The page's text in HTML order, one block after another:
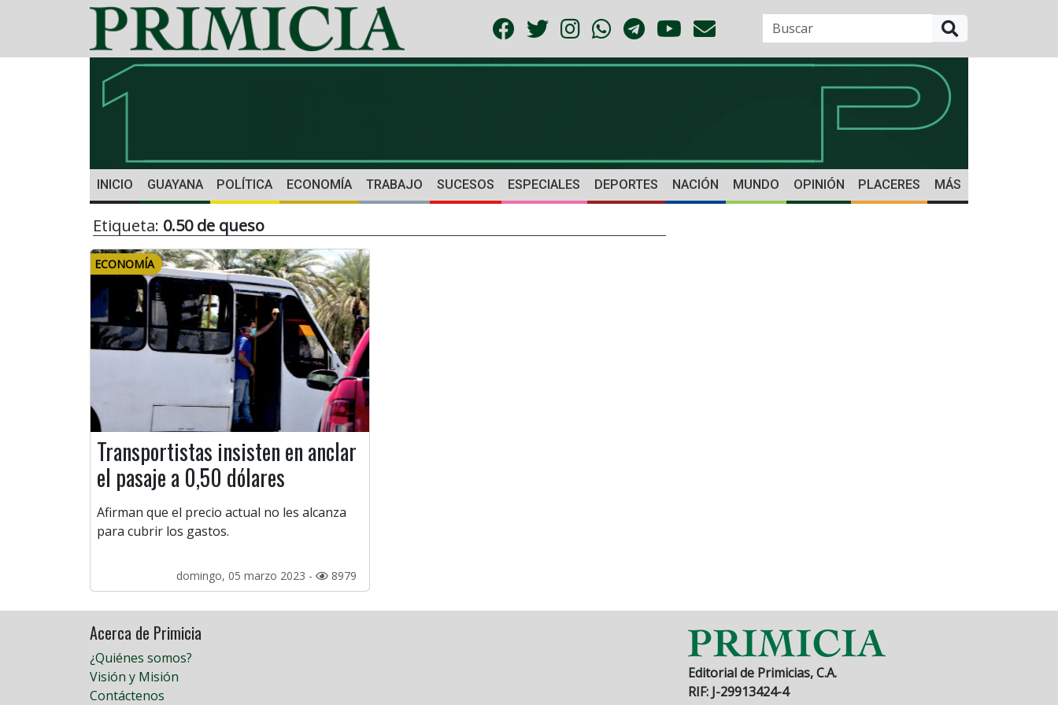
INICIO GUAYANA POLÍTICA ECONOMÍA TRABAJO SUCESOS ESPECIALES DEPORTES NACIÓN MUNDO OPINIÓN PLACERES MÁS
Etiqueta: 0.50 de queso
ECONOMÍA
Transportistas insisten en anclar
el pasaje a 0,50 dólares
Afirman que el precio actual no les alcanza
para cubrir los gastos.
domingo, 05 marzo 2023 - 8979
Acerca de Primicia
¿Quiénes somos?
Visión y Misión
Contáctenos
Editorial de Primicias, C.A.
RIF: J-29913424-4